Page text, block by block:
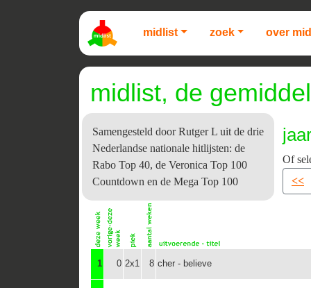
midlist zoek over
midlist, de
Samengesteld door Rutger L uit de drie
Nederlandse nationale hitlijsten: de
Rabo Top 40, de Veronica Top 100
Countdown en de Mega Top 100
Of
<<
1 0 2x1 8 cher - believe